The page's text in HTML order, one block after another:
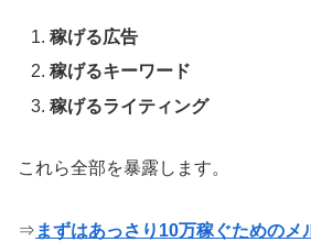
稼げる広告
稼げるキーワード
稼げるライティング
これら全部を暴露します。
⇒ まずはあっさり10万稼ぐためのメ